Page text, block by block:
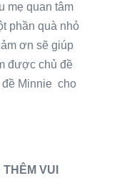
mẹ quan tâm
phần quà nhỏ
ơn sẽ giúp
được chủ đề
đề Minnie cho
VUI